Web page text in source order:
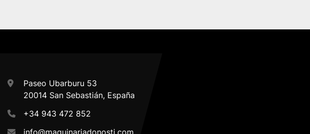
Paseo Ubarburu 53
20014 San Sebastián, España
+34 943 472 852
info@maquinariadonosti.com